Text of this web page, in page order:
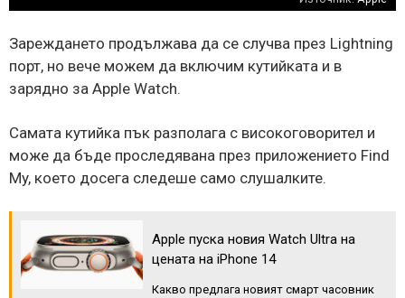
Зареждането продължава да се случва през Lightning
порт, но вече можем да включим кутийката и в
зарядно за Apple Watch.
Самата кутийка пък разполага с високоговорител и
може да бъде проследявана през приложението Find
My, което досега следеше само слушалките.
Apple пуска новия Watch Ultra на
цената на iPhone 14
Какво предлага новият смарт часовник